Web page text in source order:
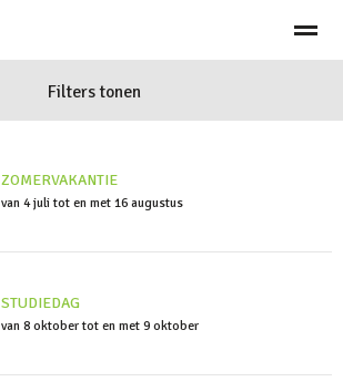
Aanmelden Team
Bellen Zoeken
Filters tonen
ZOMERVAKANTIE
van 4 juli tot en met 16 augustus
STUDIEDAG
van 8 oktober tot en met 9 oktober